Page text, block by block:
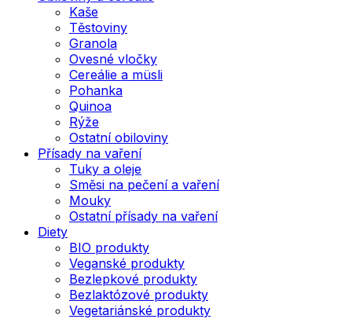
Kaše
Těstoviny
Granola
Ovesné vločky
Cereálie a müsli
Pohanka
Quinoa
Rýže
Ostatní obiloviny
Přísady na vaření
Tuky a oleje
Směsi na pečení a vaření
Mouky
Ostatní přísady na vaření
Diety
BIO produkty
Veganské produkty
Bezlepkové produkty
Bezlaktózové produkty
Vegetariánské produkty